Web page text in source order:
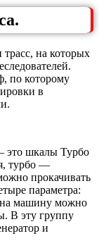
на которых
по которому
в
это шкалы Турбо
турбо —
прокачивать
параметра:
на машину можно
В эту группу
и